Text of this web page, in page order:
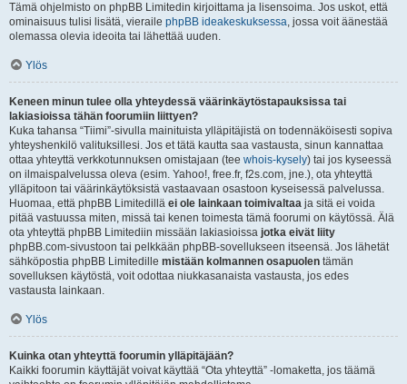
Tämä ohjelmisto on phpBB Limitedin kirjoittama ja lisensoima. Jos uskot, että
ominaisuus tulisi lisätä, vieraile phpBB ideakeskuksessa, jossa voit äänestää
olemassa olevia ideoita tai lähettää uuden.
Ylös
Keneen minun tulee olla yhteydessä väärinkäytöstapauksissa tai
lakiasioissa tähän foorumiin liittyen?
Kuka tahansa “Tiimi”-sivulla mainituista ylläpitäjistä on todennäköisesti sopiva
yhteyshenkilö valituksillesi. Jos et tätä kautta saa vastausta, sinun kannattaa
ottaa yhteyttä verkkotunnuksen omistajaan (tee whois-kysely) tai jos kyseessä
on ilmaispalvelussa oleva (esim. Yahoo!, free.fr, f2s.com, jne.), ota yhteyttä
ylläpitoon tai väärinkäytöksistä vastaavaan osastoon kyseisessä palvelussa.
Huomaa, että phpBB Limitedillä ei ole lainkaan toimivaltaa ja sitä ei voida
pitää vastuussa miten, missä tai kenen toimesta tämä foorumi on käytössä. Älä
ota yhteyttä phpBB Limitediin missään lakiasioissa jotka eivät liity
phpBB.com-sivustoon tai pelkkään phpBB-sovellukseen itseensä. Jos lähetät
sähköpostia phpBB Limitedille mistään kolmannen osapuolen tämän
sovelluksen käytöstä, voit odottaa niukkasanaista vastausta, jos edes
vastausta lainkaan.
Ylös
Kuinka otan yhteyttä foorumin ylläpitäjään?
Kaikki foorumin käyttäjät voivat käyttää “Ota yhteyttä” -lomaketta, jos täämä